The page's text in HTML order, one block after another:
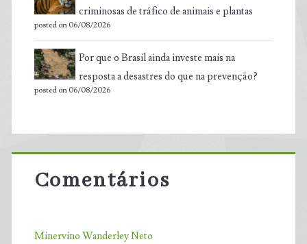
criminosas de tráfico de animais e plantas
posted on 06/08/2026
Por que o Brasil ainda investe mais na
resposta a desastres do que na prevenção?
posted on 06/08/2026
Comentários
Minervino Wanderley Neto